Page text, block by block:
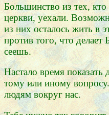
Большинство из тех,
церкви, уехали.
из них осталось жить в
против того, что делает
сеешь.
Настало время
тому или иному
людям вокруг нас.